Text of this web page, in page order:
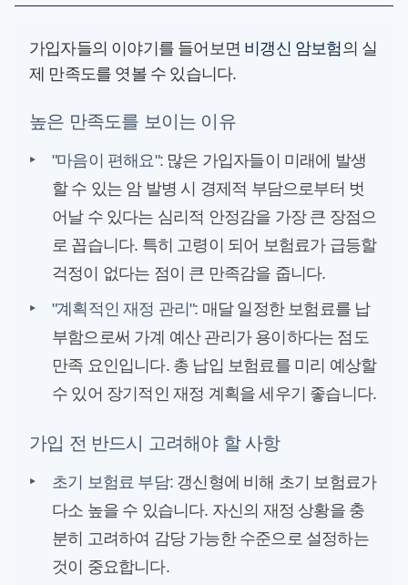
가입자들의 이야기를 들어보면 비갱신 암보험 의 실
제 만족도를 엿볼 수 있습니다.
높은 만족도를 보이는 이유
‣ "마음이 편해요": 많은 가입자들이 미래에 발생
할 수 있는 암 발병 시 경제적 부담으로부터 벗
어날 수 있다는 심리적 안정감을 가장 큰 장점으
로 꼽습니다. 특히 고령이 되어 보험료가 급등할
걱정이 없다는 점이 큰 만족감을 줍니다.
‣
"계획적인 재정 관리": 매달 일정한 보험료를 납
부함으로써 가계 예산 관리가 용이하다는 점도
만족 요인입니다. 총 납입 보험료를 미리 예상할
수 있어 장기적인 재정 계획을 세우기 좋습니다.
가입 전 반드시 고려해야 할 사항
‣ 초기 보험료 부담: 갱신형에 비해 초기 보험료가
다소 높을 수 있습니다. 자신의 재정 상황을 충
분히 고려하여 감당 가능한 수준으로 설정하는
것이 중요합니다.